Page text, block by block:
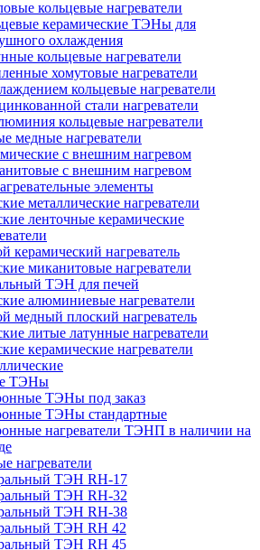
кольцевые нагреватели
керамические ТЭНы для
охлаждения
кольцевые нагреватели
хомутовые нагреватели
кольцевые нагреватели
стали нагреватели
кольцевые нагреватели
медные нагреватели
с внешним нагревом
с внешним нагревом
элементы
металлические нагреватели
ленточные керамические
керамический нагреватель
миканитовые нагреватели
ТЭН для печей
алюминиевые нагреватели
медный плоский нагреватель
литые латунные нагреватели
керамические нагреватели
ТЭНы
ТЭНы под заказ
ТЭНы стандартные
нагреватели ТЭНП в наличии на
нагреватели
ТЭН RH-17
ТЭН RH-32
ТЭН RH-38
ТЭН RH 42
ТЭН RH 45